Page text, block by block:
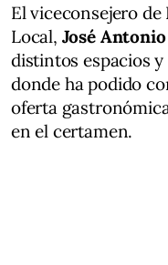
El viceconsejero
Local, José
distintos espacios
donde ha podido
oferta
en el certamen.